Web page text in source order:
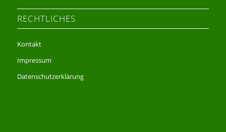
RECHTLICHES
Kontakt
Impressum
Datenschutzerklärung